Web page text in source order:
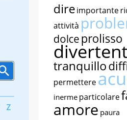
Z
direimportante
attività
dolce prolisso
tranquillo
permettere
inerme particolare
amore paura